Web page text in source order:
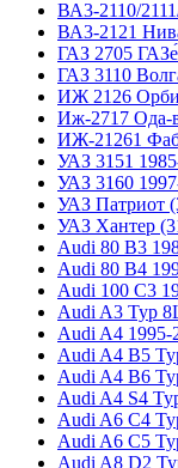
ВА3-2110/
ВА3-2121
ГАЗ 2705
ГАЗ 3110
ИЖ 2126
Иж-2717 Ода-
ИЖ-21261
УАЗ 3151
УАЗ 3160
УАЗ Патриот
УАЗ Хантер
Audi 80 B3
Audi 80 B4
Audi 100 C3
Audi A3 Typ
Audi A4 1995-
Audi A4 B5
Audi A4 B6
Audi A4 S4
Audi A6 C4
Audi A6 C5
Audi A8 D2